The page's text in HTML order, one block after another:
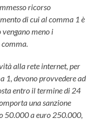
ricorso
di cui al comma 1 è
meno i
alla rete internet, per
1, devono provvedere ad
entro il termine di 24
una sanzione
50.000 a euro 250.000,